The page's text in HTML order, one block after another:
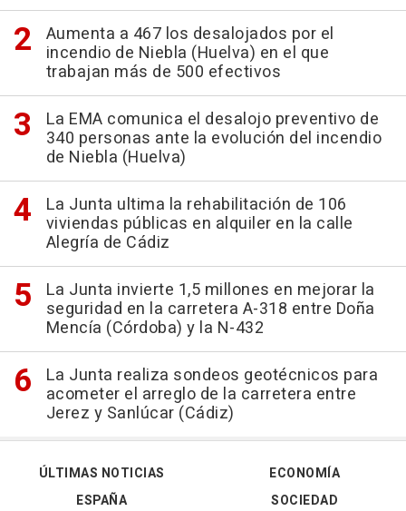
Aumenta a 467 los desalojados por el
incendio de Niebla (Huelva) en el que
trabajan más de 500 efectivos
La EMA comunica el desalojo preventivo de
340 personas ante la evolución del incendio
de Niebla (Huelva)
La Junta ultima la rehabilitación de 106
viviendas públicas en alquiler en la calle
Alegría de Cádiz
La Junta invierte 1,5 millones en mejorar la
seguridad en la carretera A-318 entre Doña
Mencía (Córdoba) y la N-432
La Junta realiza sondeos geotécnicos para
acometer el arreglo de la carretera entre
Jerez y Sanlúcar (Cádiz)
ÚLTIMAS NOTICIAS
ESPAÑA
ECONOMÍA
SOCIEDAD